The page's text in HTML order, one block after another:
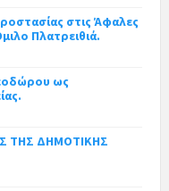
στις Άφαλες
Πλατρειθιά.
ως
ΤΗΣ ΔΗΜΟΤΙΚΗΣ